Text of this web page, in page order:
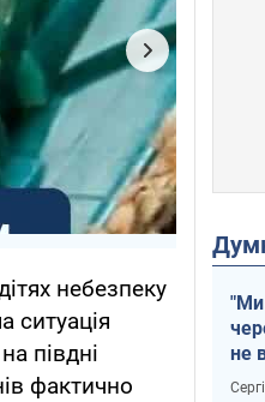
небезпеку
ситуація
півдні
фактично
"Ми
не